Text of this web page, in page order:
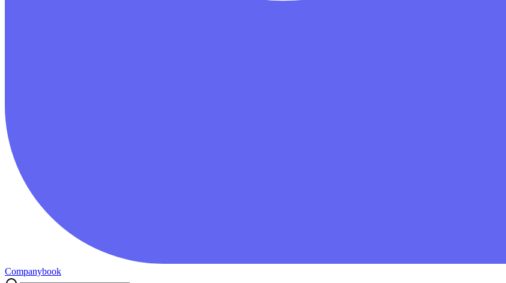
Companybook